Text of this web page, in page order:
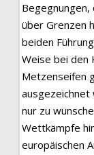
Begegnungen,
über Grenzen
beiden
Weise bei den
Metzenseifen
ausgezeichnet
nur zu
Wettkämpfe
europäischen